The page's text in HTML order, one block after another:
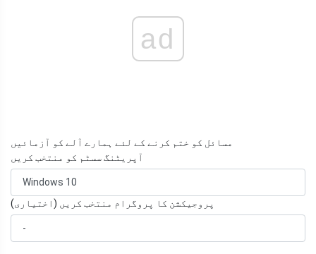
ad
مسائل کو ختم کرنے کے لئے ہمارے آلے کو آزمائیں
آپریٹنگ سسٹم کو منتخب کریں
پروجیکشن کا پروگرام منتخب کریں (اختیاری)